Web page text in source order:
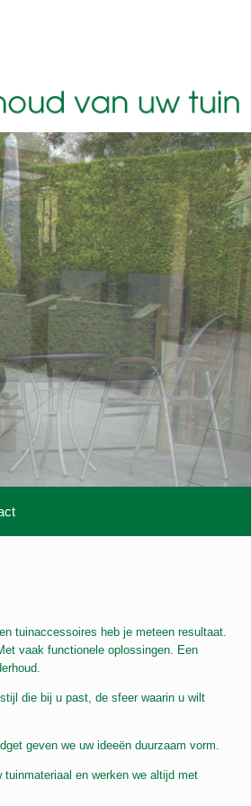
tuinaccessoires heb je meteen resultaat.
vaak functionele oplossingen. Een
die bij u past, de sfeer waarin u wilt
geven we uw ideeën duurzaam vorm.
en werken we altijd met